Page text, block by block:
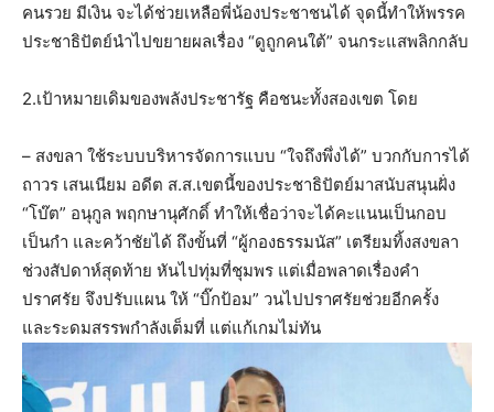
คนรวย มีเงิน จะได้ช่วยเหลือพี่น้องประชาชนได้ จุดนี้ทำให้พรรค
ประชาธิปัตย์นำไปขยายผลเรื่อง “ดูถูกคนใต้” จนกระแสพลิกกลับ
2.เป้าหมายเดิมของพลังประชารัฐ คือชนะทั้งสองเขต โดย
– สงขลา ใช้ระบบบริหารจัดการแบบ “ใจถึงพึ่งได้” บวกกับการได้
ถาวร เสนเนียม อดีต ส.ส.เขตนี้ของประชาธิปัตย์มาสนับสนุนฝั่ง
“โบ๊ต” อนุกูล พฤกษานุศักดิ์ ทำให้เชื่อว่าจะได้คะแนนเป็นกอบ
เป็นกำ และคว้าชัยได้ ถึงขั้นที่ “ผู้กองธรรมนัส” เตรียมทิ้งสงขลา
ช่วงสัปดาห์สุดท้าย หันไปทุ่มที่ชุมพร แต่เมื่อพลาดเรื่องคำ
ปราศรัย จึงปรับแผน ให้ “บิ๊กป้อม” วนไปปราศรัยช่วยอีกครั้ง
และระดมสรรพกำลังเต็มที่ แต่แก้เกมไม่ทัน